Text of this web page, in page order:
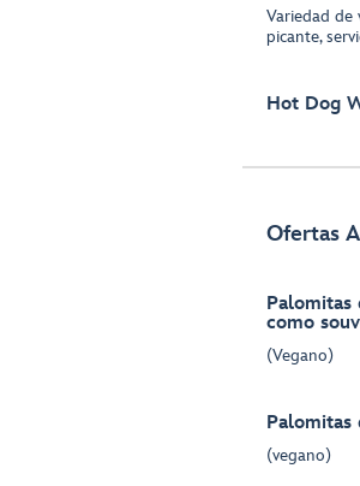
Variedad de
picante,
Hot Dog
Ofertas
Palomitas
como
(Vegano)
Palomitas
(vegano)